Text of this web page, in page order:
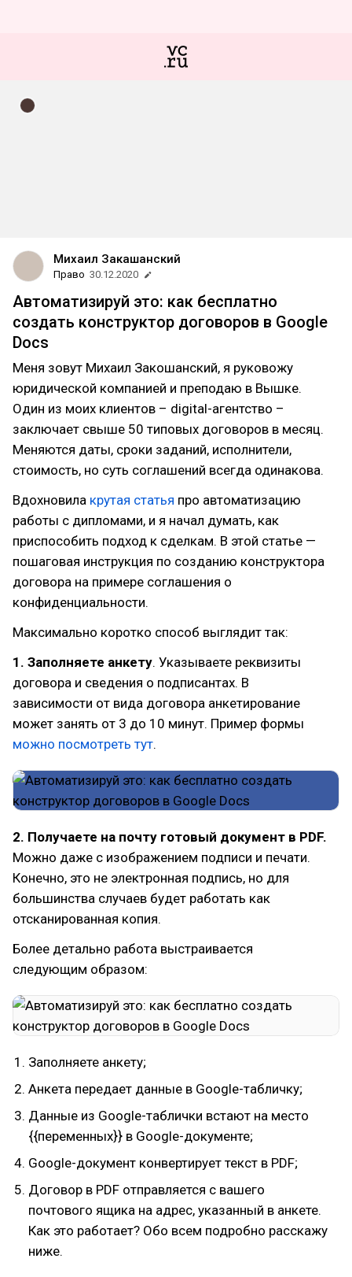
Михаил Закашанский
Право 30.12.2020
Автоматизируй это: как бесплатно
создать конструктор договоров в Google
Docs
Меня зовут Михаил Закошанский, я руковожу
юридической компанией и преподаю в Вышке.
Один из моих клиентов – digital-агентство –
заключает свыше 50 типовых договоров в месяц.
Меняются даты, сроки заданий, исполнители,
стоимость, но суть соглашений всегда одинакова.
Вдохновила крутая статья про автоматизацию
работы с дипломами, и я начал думать, как
приспособить подход к сделкам. В этой статье —
пошаговая инструкция по созданию конструктора
договора на примере соглашения о
конфиденциальности.
Максимально коротко способ выглядит так:
1. Заполняете анкету. Указываете реквизиты
договора и сведения о подписантах. В
зависимости от вида договора анкетирование
может занять от 3 до 10 минут. Пример формы
можно посмотреть тут.
2. Получаете на почту готовый документ в PDF.
Можно даже с изображением подписи и печати.
Конечно, это не электронная подпись, но для
большинства случаев будет работать как
отсканированная копия.
Более детально работа выстраивается
следующим образом:
Заполняете анкету;
Анкета передает данные в Google-табличку;
Данные из Google-таблички встают на место
{{переменных}} в Google-документе;
Google-документ конвертирует текст в PDF;
Договор в PDF отправляется с вашего
почтового ящика на адрес, указанный в анкете.
Как это работает? Обо всем подробно расскажу
ниже.